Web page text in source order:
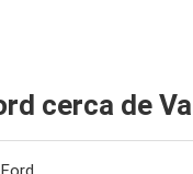
cerca de